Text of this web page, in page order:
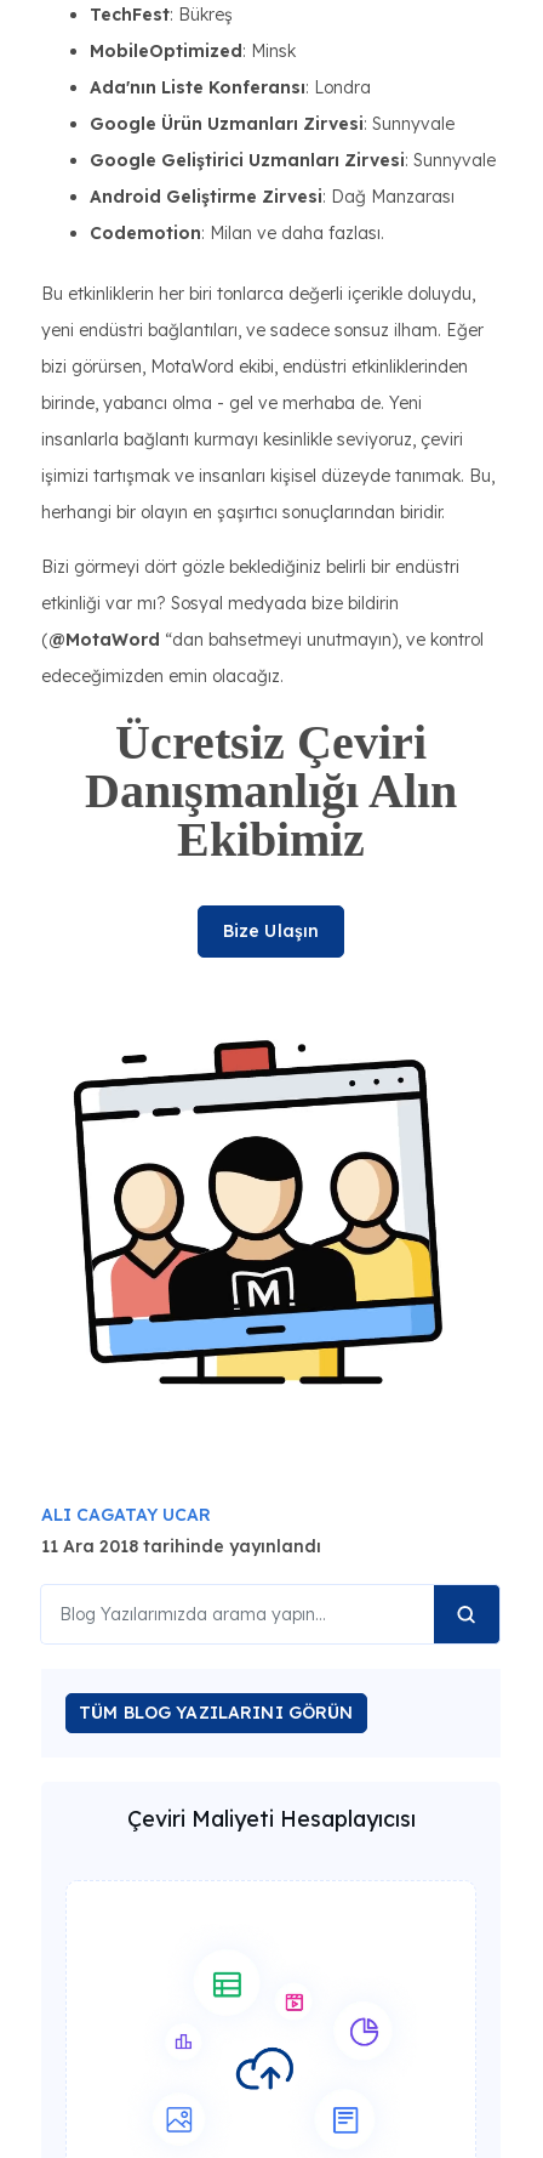
TechFest: Bükreş
MobileOptimized: Minsk
Ada'nın Liste Konferansı: Londra
Google Ürün Uzmanları Zirvesi: Sunnyvale
Google Geliştirici Uzmanları Zirvesi: Sunnyvale
Android Geliştirme Zirvesi: Dağ Manzarası
Codemotion: Milan ve daha fazlası.
Bu etkinliklerin her biri tonlarca değerli içerikle doluydu,
yeni endüstri bağlantıları, ve sadece sonsuz ilham. Eğer
bizi görürsen, MotaWord ekibi, endüstri etkinliklerinden
birinde, yabancı olma - gel ve merhaba de. Yeni
insanlarla bağlantı kurmayı kesinlikle seviyoruz, çeviri
işimizi tartışmak ve insanları kişisel düzeyde tanımak. Bu,
herhangi bir olayın en şaşırtıcı sonuçlarından biridir.
Bizi görmeyi dört gözle beklediğiniz belirli bir endüstri
etkinliği var mı? Sosyal medyada bize bildirin
(@MotaWord “dan bahsetmeyi unutmayın), ve kontrol
edeceğimizden emin olacağız.
Ücretsiz Çeviri
Danışmanlığı Alın
Ekibimiz
Bize Ulaşın
ALI CAGATAY UCAR
11 Ara 2018 tarihinde yayınlandı
TÜM BLOG YAZILARINI GÖRÜN
Çeviri Maliyeti Hesaplayıcısı